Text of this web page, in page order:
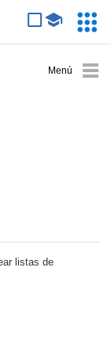
listas de